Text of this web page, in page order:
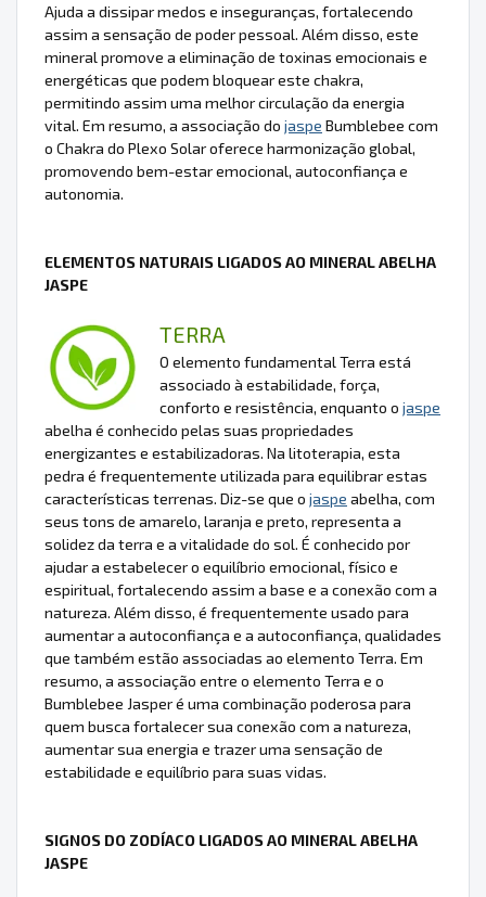
Ajuda a dissipar medos e inseguranças, fortalecendo
assim a sensação de poder pessoal. Além disso, este
mineral promove a eliminação de toxinas emocionais e
energéticas que podem bloquear este chakra,
permitindo assim uma melhor circulação da energia
vital. Em resumo, a associação do jaspe Bumblebee com
o Chakra do Plexo Solar oferece harmonização global,
promovendo bem-estar emocional, autoconfiança e
autonomia.
ELEMENTOS NATURAIS LIGADOS AO MINERAL ABELHA
JASPE
TERRA
O elemento fundamental Terra está
associado à estabilidade, força,
conforto e resistência, enquanto o jaspe
abelha é conhecido pelas suas propriedades
energizantes e estabilizadoras. Na litoterapia, esta
pedra é frequentemente utilizada para equilibrar estas
características terrenas. Diz-se que o jaspe abelha, com
seus tons de amarelo, laranja e preto, representa a
solidez da terra e a vitalidade do sol. É conhecido por
ajudar a estabelecer o equilíbrio emocional, físico e
espiritual, fortalecendo assim a base e a conexão com a
natureza. Além disso, é frequentemente usado para
aumentar a autoconfiança e a autoconfiança, qualidades
que também estão associadas ao elemento Terra. Em
resumo, a associação entre o elemento Terra e o
Bumblebee Jasper é uma combinação poderosa para
quem busca fortalecer sua conexão com a natureza,
aumentar sua energia e trazer uma sensação de
estabilidade e equilíbrio para suas vidas.
SIGNOS DO ZODÍACO LIGADOS AO MINERAL ABELHA
JASPE